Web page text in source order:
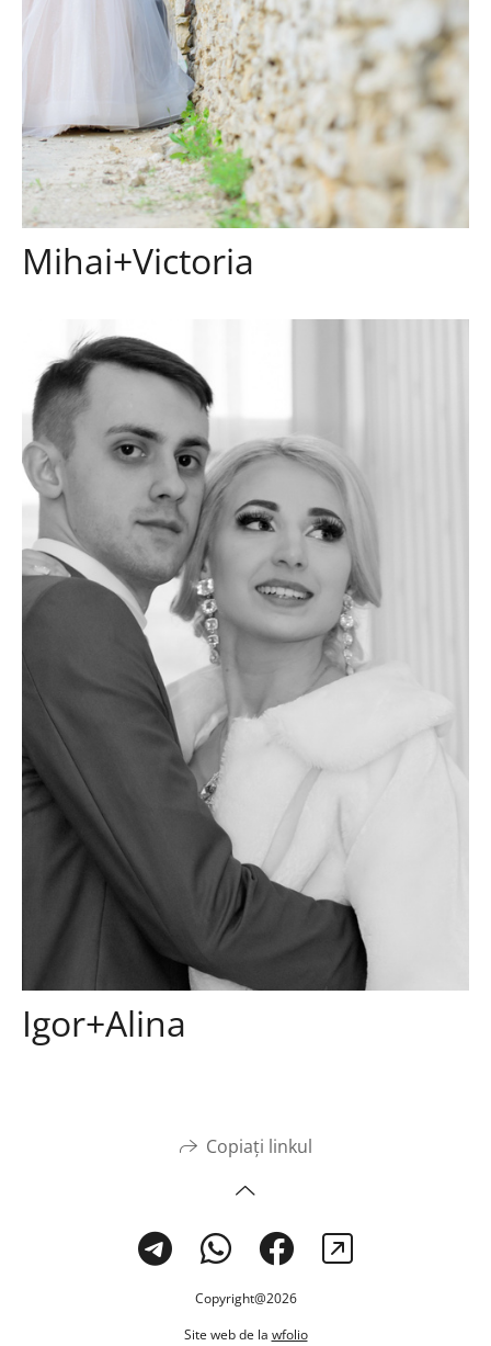
Mihai+Victoria
Igor+Alina
Copiați linkul
Copyright@2026
Site web de la wfolio